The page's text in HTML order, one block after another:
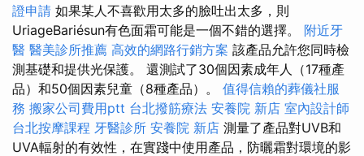
證申請 如果某人不喜歡用太多的臉吐出太多，則
UriageBariésun有色面霜可能是一個不錯的選擇。 附近牙
醫 醫美診所推薦 高效的網路行銷方案 該產品允許您同時檢
測基礎和提供光保護。 還測試了30個因素成年人（17種產
品）和50個因素兒童（8種產品）。 值得信賴的葬儀社服
務 搬家公司費用ptt 台北撥筋療法 安養院 新店 室內設計師
台北按摩課程 牙醫診所 安養院 新店 測量了產品對UVB和
UVA輻射的有效性，在實踐中使用產品，防曬霜對環境的影